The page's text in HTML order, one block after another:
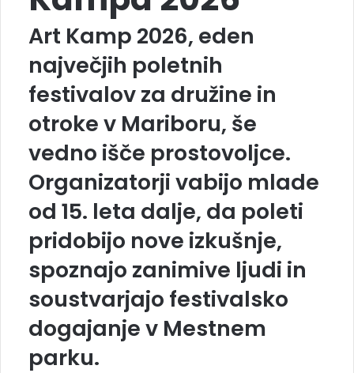
Art Kamp 2026, eden
največjih poletnih
festivalov za družine in
otroke v Mariboru, še
vedno išče prostovoljce.
Organizatorji vabijo mlade
od 15. leta dalje, da poleti
pridobijo nove izkušnje,
spoznajo zanimive ljudi in
soustvarjajo festivalsko
dogajanje v Mestnem
parku.